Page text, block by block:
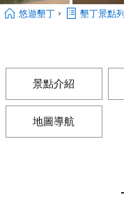
悠遊墾丁 › 墾丁景點
景點介紹
地圖導航